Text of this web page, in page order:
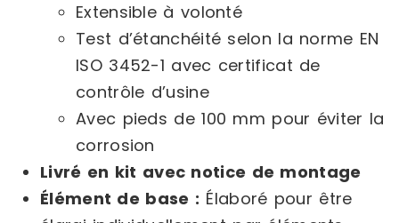
Extensible à volonté
Test d’étanchéité selon la norme EN
ISO 3452-1 avec certificat de
contrôle d’usine
Avec pieds de 100 mm pour éviter la
corrosion
Livré en kit avec notice de montage
Élément de base : Élaboré pour être